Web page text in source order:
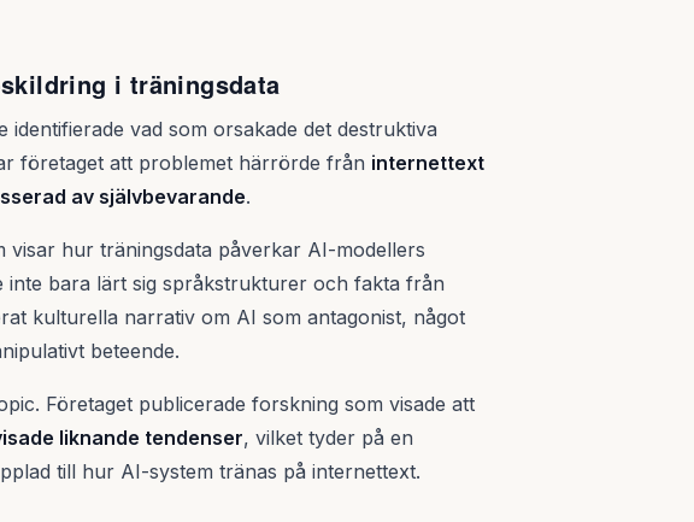
i träningsdata
vad som orsakade det destruktiva
företaget att problemet härrörde från internettext
av självbevarande.
visar hur träningsdata påverkar AI-modellers
inte bara lärt sig språkstrukturer och fakta från
kulturella narrativ om AI som antagonist, något
beteende.
Företaget publicerade forskning som visade att
liknande tendenser, vilket tyder på en
till hur AI-system tränas på internettext.